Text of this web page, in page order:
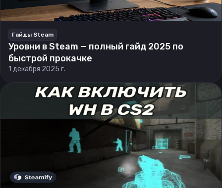
Гайды Steam
Уровни в Steam — полный гайд 2025 по
быстрой прокачке
1 декабря 2025 г.